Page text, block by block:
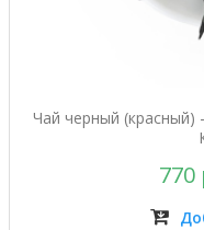
Чай черный (красный)
770